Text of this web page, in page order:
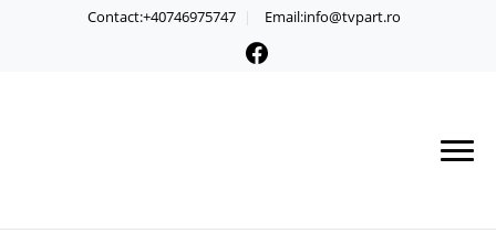
Contact:+40746975747 Email:info@tvpart.ro